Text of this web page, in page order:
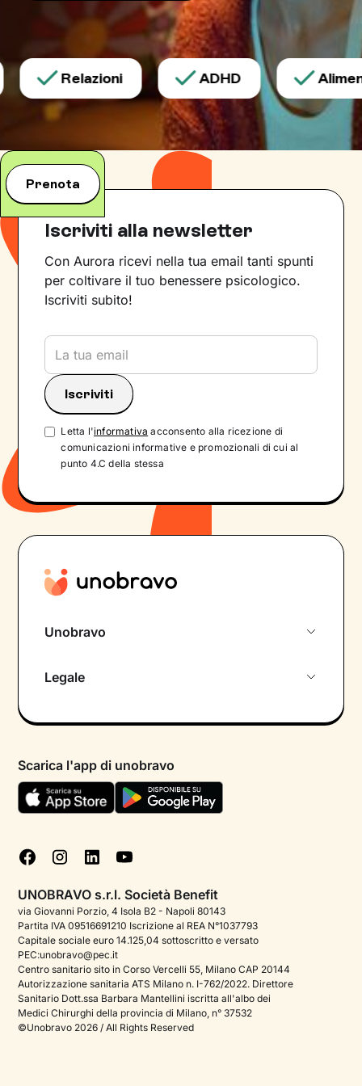
Relazioni ADHD
Prenota
Iscriviti alla newsletter
Con Aurora ricevi nella tua email tanti spunti
per coltivare il tuo benessere psicologico.
Iscriviti subito!
Letta l'informativa acconsento alla ricezione di
comunicazioni informative e promozionali di cui al
punto 4.C della stessa
Unobravo
Psicologo in chat
Aiuto urgente
FAQ
Podcast di psicologia
Corporate
Psicologo italiano all'estero
Sala stampa
Bandi e premi
Legale
Termini e condizioni
Informativa Privacy
Cookie policy
Gestisci cookie
Scarica l'app di unobravo
UNOBRAVO s.r.l. Società Benefit
via Giovanni Porzio, 4 Isola B2 - Napoli 80143
Partita IVA 09516691210 Iscrizione al REA N°1037793
Capitale sociale euro 14.125,04 sottoscritto e versato
PEC:unobravo@pec.it
Centro sanitario sito in Corso Vercelli 55, Milano CAP 20144
Autorizzazione sanitaria ATS Milano n. I-762/2022. Direttore
Sanitario Dott.ssa Barbara Mantellini iscritta all'albo dei
Medici Chirurghi della provincia di Milano, n° 37532
©Unobravo 2026 / All Rights Reserved